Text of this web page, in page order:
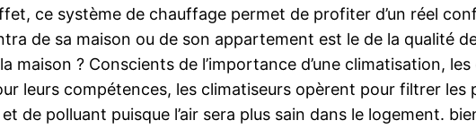
ce système de chauffage permet de profiter d’un réel
de sa maison ou de son appartement est le de la qualité
maison ? Conscients de l’importance d’une climatisation,
leurs compétences, les climatiseurs opèrent pour filtrer les
et de polluant puisque l’air sera plus sain dans le logement.